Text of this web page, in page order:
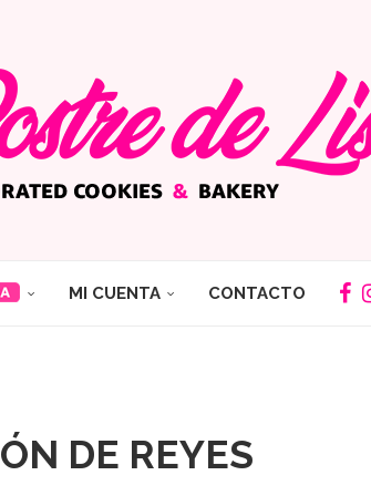
MI CUENTA CONTACTO
DE REYES